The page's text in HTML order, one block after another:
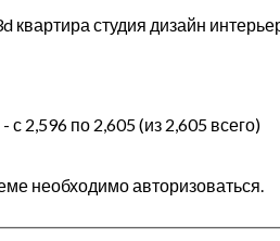
квартира студия дизайн
2,596 по 2,605 (из 2,605 всего)
необходимо авторизоваться.